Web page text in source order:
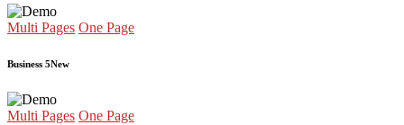
Multi Pages One Page
Business 5New
Multi Pages One Page